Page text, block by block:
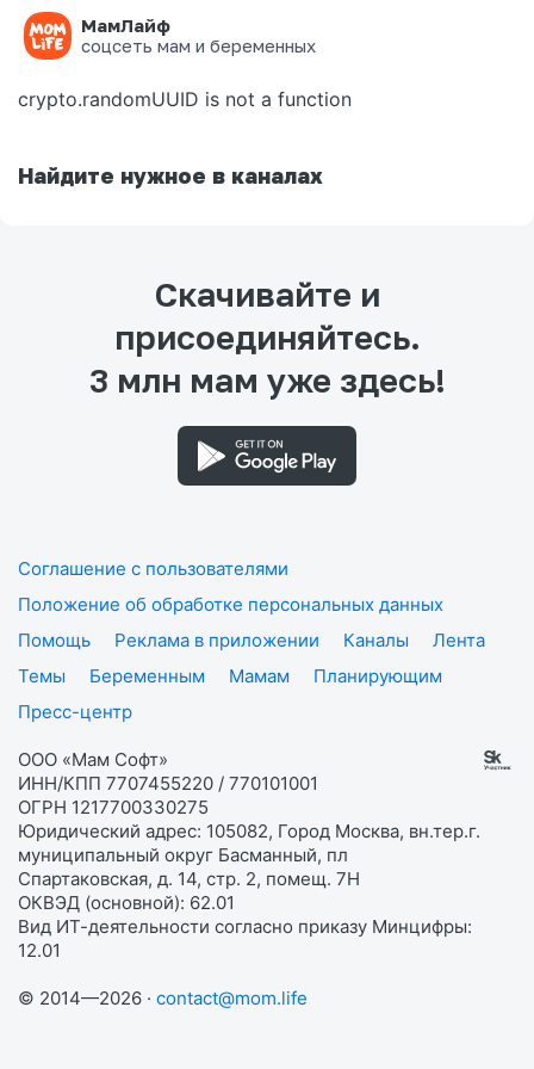
МамЛайф
соцсеть мам и беременных
Ошибка на странице
crypto.randomUUID is not a function
Найдите нужное в каналах
Скачивайте и
присоединяйтесь.
3 млн мам уже здесь!
Соглашение с пользователями
Положение об обработке персональных данных
Помощь
Реклама в приложении Каналы
Лента
Темы
Беременным Мамам
Планирующим
Пресс-центр
ООО «Мам Софт»
ИНН/КПП 7707455220 / 770101001
ОГРН 1217700330275
Юридический адрес: 105082, Город Москва, вн.тер.г.
муниципальный округ Басманный, пл
Спартаковская, д. 14, стр. 2, помещ. 7Н
ОКВЭД (основной): 62.01
Вид ИТ-деятельности согласно приказу Минцифры:
12.01
© 2014—2026 · contact@mom.life